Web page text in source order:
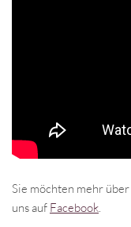
Sie möchten mehr
uns auf Facebook.